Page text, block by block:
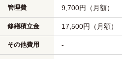
管理費 9,700円（月額）
修繕積立金 17,500円（月額）
その他費用 -